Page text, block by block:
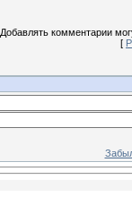
Добавлять комментарии
[